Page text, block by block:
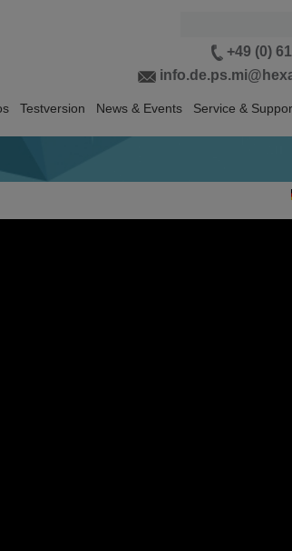
+49 (0)
Testversion News & Events Service &